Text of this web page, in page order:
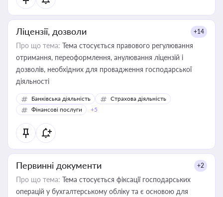
Ліцензії, дозволи +14
Про що тема: Тема стосується правового регулювання
отримання, переоформлення, анулювання ліцензій і
дозволів, необхідних для провадження господарської
діяльності
Банківська діяльність
Страхова діяльність
Фінансові послуги
+5
Первинні документи +2
Про що тема: Тема стосується фіксації господарських
операцій у бухгалтерському обліку та є основою для